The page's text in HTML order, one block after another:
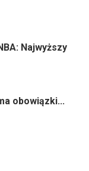
Najwyższy
obowiązki...